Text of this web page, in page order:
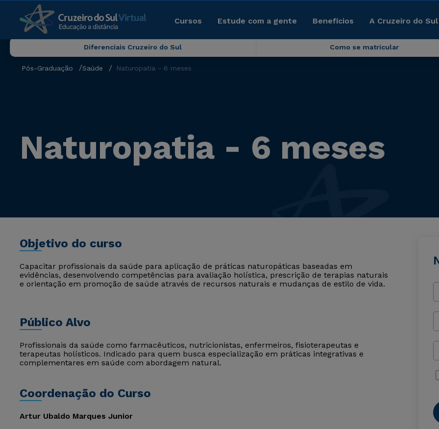
Cursos Estude com a gente Benefícios A Cruzeiro do
Diferenciais Cruzeiro do Sul Como se matricular
Pós-Graduação Saúde Naturopatia - 6 meses
Naturopatia - 6 meses
Objetivo do curso
Capacitar profissionais da saúde para aplicação de práticas naturopáticas baseadas em
evidências, desenvolvendo competências para avaliação holística, prescrição de terapias naturais
e orientação em promoção de saúde através de recursos naturais e mudanças de estilo de vida.
Público Alvo
Profissionais da saúde como farmacêuticos, nutricionistas, enfermeiros, fisioterapeutas e
terapeutas holísticos. Indicado para quem busca especialização em práticas integrativas e
complementares em saúde com abordagem natural.
Coordenação do Curso
Artur Ubaldo Marques Junior